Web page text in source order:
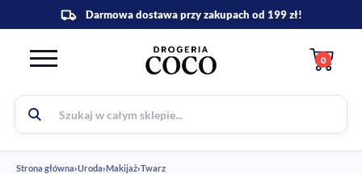
0
Strona główna›Uroda›Makijaż›Twarz